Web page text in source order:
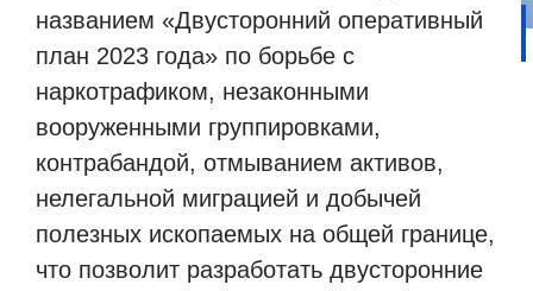
названием «Двусторонний оперативный
план 2023 года» по борьбе с
наркотрафиком, незаконными
вооруженными группировками,
контрабандой, отмыванием активов,
нелегальной миграцией и добычей
полезных ископаемых на общей границе,
что позволит разработать двусторонние